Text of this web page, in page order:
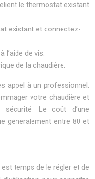
le thermostat existant
existant et connectez-
l’aide de vis.
de la chaudière.
appel à un professionnel.
votre chaudière et
Le coût d’une
généralement entre 80 et
temps de le régler et de